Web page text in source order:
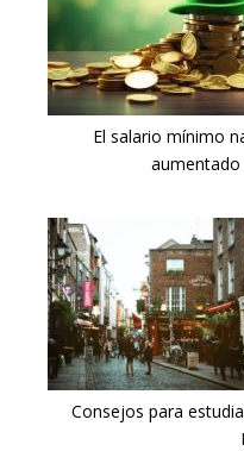
El salario mínimo
Consejos para